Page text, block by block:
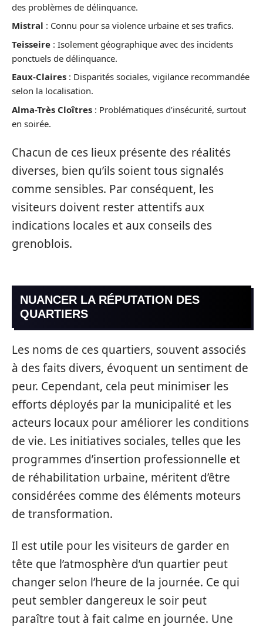
des problèmes de délinquance.
Mistral : Connu pour sa violence urbaine et ses trafics.
Teisseire : Isolement géographique avec des incidents
ponctuels de délinquance.
Eaux-Claires : Disparités sociales, vigilance recommandée
selon la localisation.
Alma-Très Cloîtres : Problématiques d’insécurité, surtout
en soirée.
Chacun de ces lieux présente des réalités
diverses, bien qu’ils soient tous signalés
comme sensibles. Par conséquent, les
visiteurs doivent rester attentifs aux
indications locales et aux conseils des
grenoblois.
NUANCER LA RÉPUTATION DES
QUARTIERS
Les noms de ces quartiers, souvent associés
à des faits divers, évoquent un sentiment de
peur. Cependant, cela peut minimiser les
efforts déployés par la municipalité et les
acteurs locaux pour améliorer les conditions
de vie. Les initiatives sociales, telles que les
programmes d’insertion professionnelle et
de réhabilitation urbaine, méritent d’être
considérées comme des éléments moteurs
de transformation.
Il est utile pour les visiteurs de garder en
tête que l’atmosphère d’un quartier peut
changer selon l’heure de la journée. Ce qui
peut sembler dangereux le soir peut
paraître tout à fait calme en journée. Une